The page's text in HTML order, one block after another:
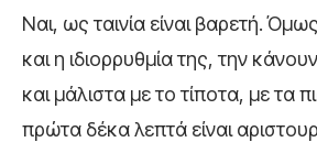
Ναι, ως ταινία είναι βαρετή.
και η ιδιορρυθμία της, την
και μάλιστα με το τίποτα, με τα
πρώτα δέκα λεπτά είναι